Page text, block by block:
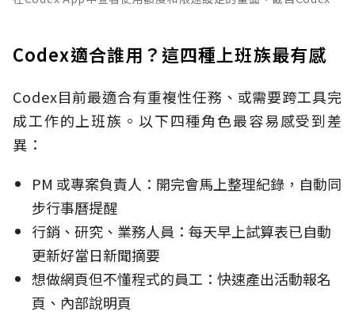
Codex適合誰用？這四種上班族最有感
Codex目前最適合有重複性任務、或需要跨工具完
成工作的上班族。以下四種角色最容易感受到差
異：
PM 或專案負責人：開完會馬上整理紀錄，自動同
步行事曆提醒
行銷、研究、業務人員：每天早上試算表已自動
更新好當日新聞摘要
想做網頁但不懂程式的員工：快速產出活動報名
頁、內部說明頁